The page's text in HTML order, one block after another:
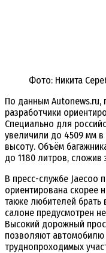
Фото: Никита
По данным Autonews.ru,
разработчики
Специально для
увеличили до 4509 мм
высоту. Объём
до 1180 литров, сложив
В пресс-службе Jaecoo
ориентирована скорее
также любителей брать
салоне предусмотрен
Высокий дорожный
позволяют
труднопроходимых